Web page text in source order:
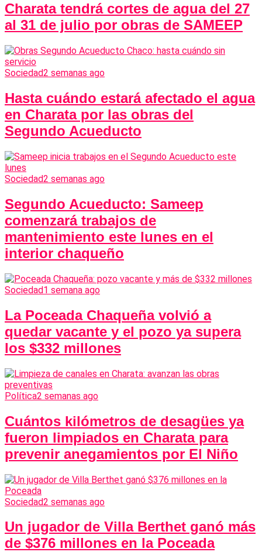
Charata tendrá cortes de agua del 27
al 31 de julio por obras de SAMEEP
Sociedad2 semanas ago
Hasta cuándo estará afectado el agua
en Charata por las obras del
Segundo Acueducto
Sociedad2 semanas ago
Segundo Acueducto: Sameep
comenzará trabajos de
mantenimiento este lunes en el
interior chaqueño
Sociedad1 semana ago
La Poceada Chaqueña volvió a
quedar vacante y el pozo ya supera
los $332 millones
Política2 semanas ago
Cuántos kilómetros de desagües ya
fueron limpiados en Charata para
prevenir anegamientos por El Niño
Sociedad2 semanas ago
Un jugador de Villa Berthet ganó más
de $376 millones en la Poceada